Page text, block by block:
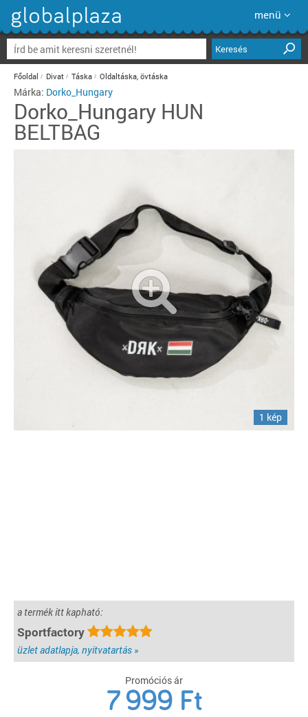
menü
Keresés
Főoldal Divat Táska Oldaltáska, övtáska
Márka: Dorko_Hungary
Dorko_Hungary HUN
BELTBAG
1 kép
a termék itt kapható:
Sportfactory
üzlet adatlapja, nyitvatartás »
Promóciós ár
7 999 Ft